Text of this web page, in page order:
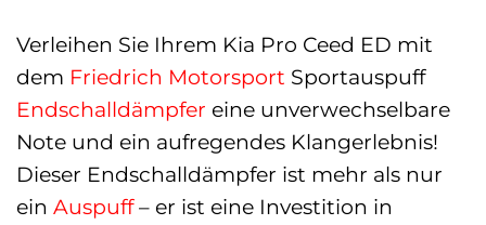
Verleihen Sie Ihrem Kia Pro Ceed ED mit
dem Friedrich Motorsport Sportauspuff
Endschalldämpfer eine unverwechselbare
Note und ein aufregendes Klangerlebnis!
Dieser Endschalldämpfer ist mehr als nur
ein Auspuff– er ist eine Investition in